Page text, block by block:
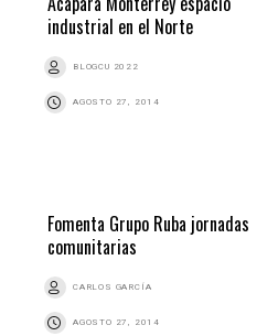
industrial en el Norte
BLOGCU 2022
AGOSTO 27, 2014
Fomenta Grupo Ruba jornadas
comunitarias
CARLOS GARCÍA
AGOSTO 27, 2014